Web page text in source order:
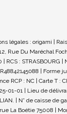
légales : origami |
Rue Du Maréchal
RCS : STRASBOURG |
| Forme
RCP : NC | Carte T :
01-01 | Lieu de
| N° de caisse de
La Boétie 75008 |